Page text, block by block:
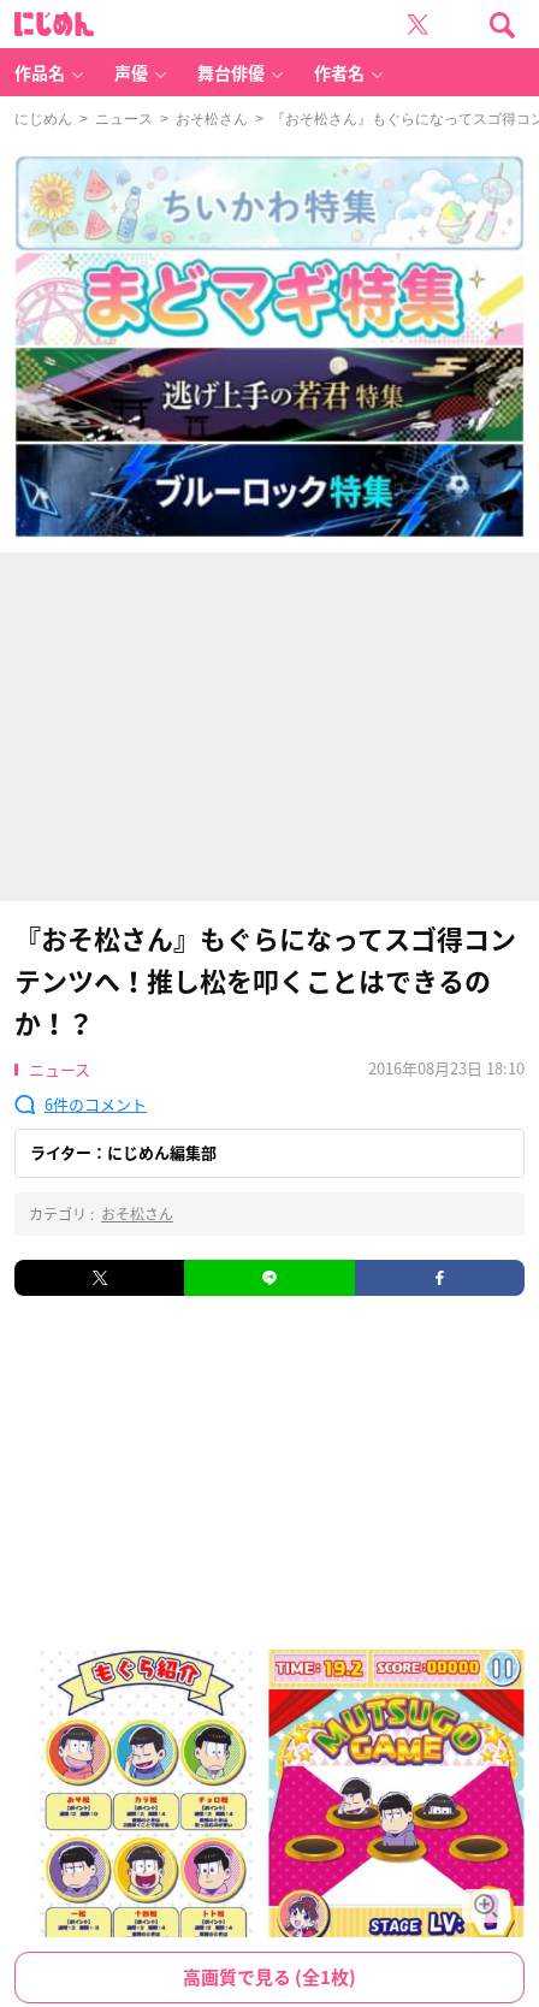
作品名 声優 舞台俳優 作者名
にじめん > ニュース > おそ松さん > 『おそ松さん』もぐらになってスゴ得コ
『おそ松さん』もぐらになってスゴ得コン
テンツへ！推し松を叩くことはできるの
か！？
ニュース
2016年08月23日 18:10
6
ライター：にじめん編集部
カテゴリ : おそ松さん
高画質で見る (全1枚)